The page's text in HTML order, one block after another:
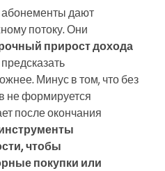
абонементы дают
потоку. Они
прирост дохода
Минус в том, что без
не формируется
после окончания
чтобы
покупки или